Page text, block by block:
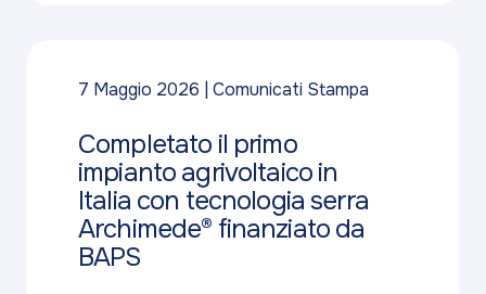
7 Maggio 2026 Comunicati Stampa
Completato il primo
impianto agrivoltaico in
Italia con tecnologia serra
Archimede® finanziato da
BAPS